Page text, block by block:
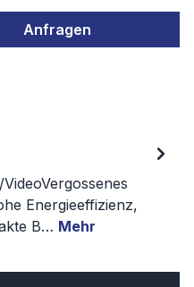
den gewünschten
Anfragen
Energieeffizienz,
B… Mehr